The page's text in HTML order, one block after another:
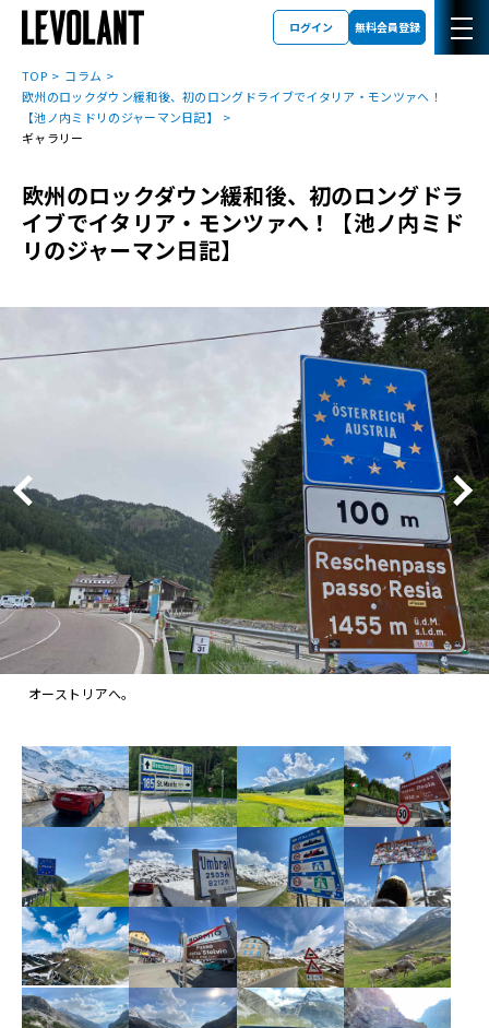
ログイン 無料会員登録
TOP
コラム
欧州のロックダウン緩和後、初のロングドライブでイタリア・モンツァへ！
【池ノ内ミドリのジャーマン日記】
ギャラリー
欧州のロックダウン緩和後、初のロングドラ
イブでイタリア・モンツァへ！【池ノ内ミド
リのジャーマン日記】
オーストリアへ。